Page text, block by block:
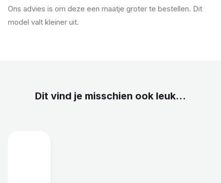
Ons advies is om deze een maatje groter te bestellen. Dit
model valt kleiner uit.
Dit vind je misschien ook leuk...